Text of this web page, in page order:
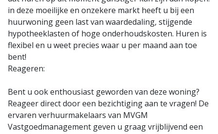
in deze moeilijke en onzekere markt heeft u bij een
huurwoning geen last van waardedaling, stijgende
hypotheeklasten of hoge onderhoudskosten. Huren is
flexibel en u weet precies waar u per maand aan toe
bent!
Reageren:
Bent u ook enthousiast geworden van deze woning?
Reageer direct door een bezichtiging aan te vragen! De
ervaren verhuurmakelaars van MVGM
Vastgoedmanagement geven u graag vrijblijvend een